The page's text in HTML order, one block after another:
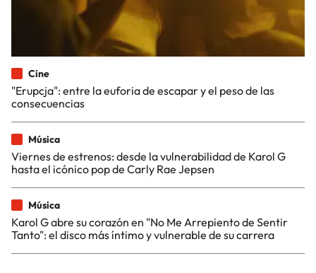
Cine
"Erupcja": entre la euforia de escapar y el peso de las
consecuencias
Música
Viernes de estrenos: desde la vulnerabilidad de Karol G
hasta el icónico pop de Carly Rae Jepsen
Música
Karol G abre su corazón en "No Me Arrepiento de Sentir
Tanto": el disco más íntimo y vulnerable de su carrera